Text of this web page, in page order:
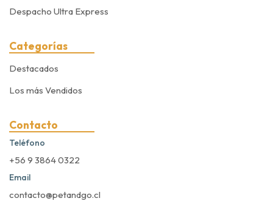
Despacho Ultra Express
Categorías
Destacados
Los más Vendidos
Contacto
Teléfono
+56 9 3864 0322
Email
contacto@petandgo.cl